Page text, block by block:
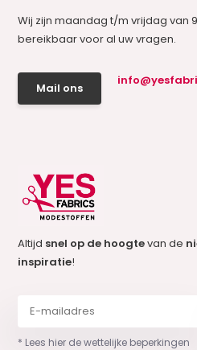
Wij zijn maandag t/m vrijdag van
bereikbaar voor al uw vragen.
Mail ons
Altijd snel op de hoogtevan de
inspiratie!
* Lees hier de wettelijke beperkingen